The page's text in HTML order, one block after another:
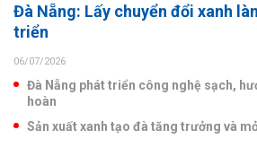
Đà Nẵng: Lấy chuyển đổi xanh
triển
06/07/2026
Đà Nẵng phát triển công nghệ sạch,
hoàn
Sản xuất xanh tạo đà tăng trưởng và